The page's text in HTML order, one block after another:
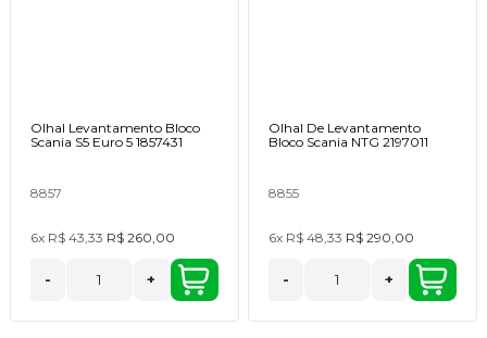
Olhal Levantamento Bloco
Scania S5 Euro 5 1857431
8857
6x R$ 43,33 R$ 260,00
- +
Olhal De Levantamento
Bloco Scania NTG 2197011
8855
6x R$ 48,33 R$ 290,00
- +